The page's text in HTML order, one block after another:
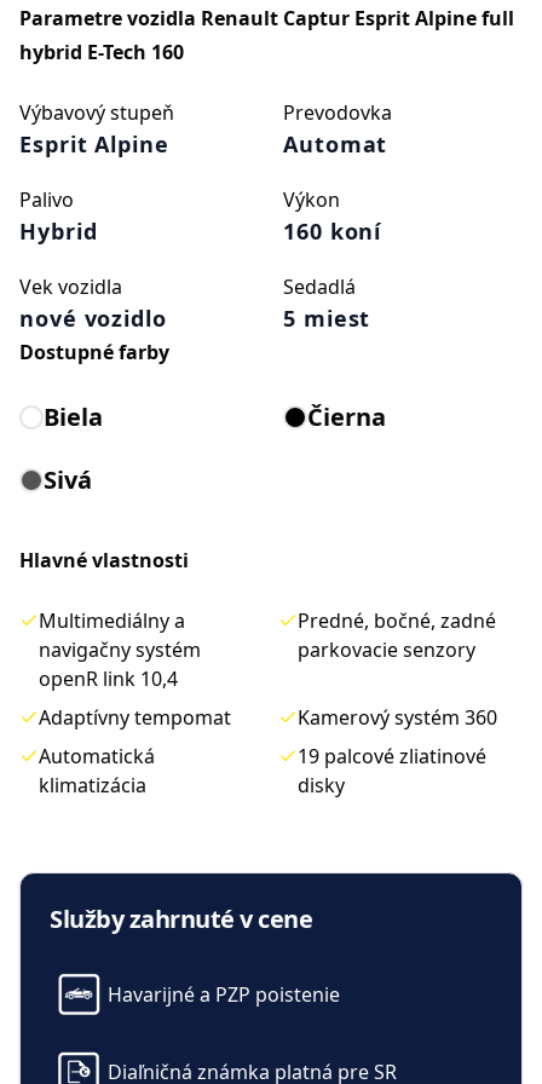
Parametre vozidla Renault Captur Esprit Alpine full
hybrid E-Tech 160
Výbavový stupeň
Esprit Alpine
Prevodovka
Automat
Palivo
Hybrid
Výkon
160 koní
Vek vozidla
nové vozidlo
Sedadlá
5 miest
Dostupné farby
Biela
Čierna
Sivá
Hlavné vlastnosti
Multimediálny a
navigačny systém
openR link 10,4
Predné, bočné, zadné
parkovacie senzory
Adaptívny tempomat
Kamerový systém 360
Automatická
klimatizácia
19 palcové zliatinové
disky
Automatická klimatizácia
Sedadlo vodiča
Služby zahrnuté v cene
Havarijné a PZP poistenie
Diaľničná známka platná pre SR